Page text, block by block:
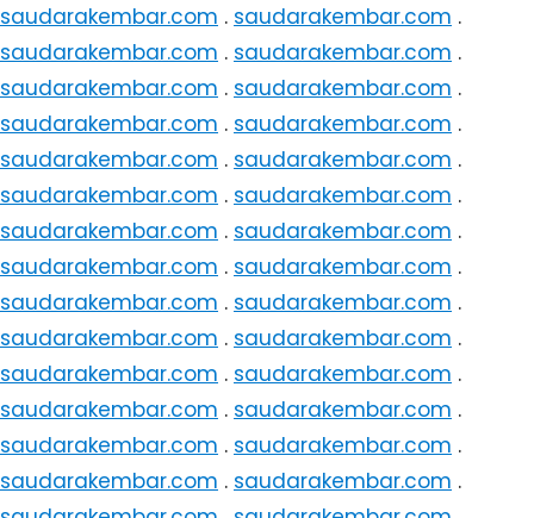
saudarakembar.com . saudarakembar.com .
saudarakembar.com . saudarakembar.com .
saudarakembar.com . saudarakembar.com .
saudarakembar.com . saudarakembar.com .
saudarakembar.com . saudarakembar.com .
saudarakembar.com . saudarakembar.com .
saudarakembar.com . saudarakembar.com .
saudarakembar.com . saudarakembar.com .
saudarakembar.com . saudarakembar.com .
saudarakembar.com . saudarakembar.com .
saudarakembar.com . saudarakembar.com .
saudarakembar.com . saudarakembar.com .
saudarakembar.com . saudarakembar.com .
saudarakembar.com . saudarakembar.com .